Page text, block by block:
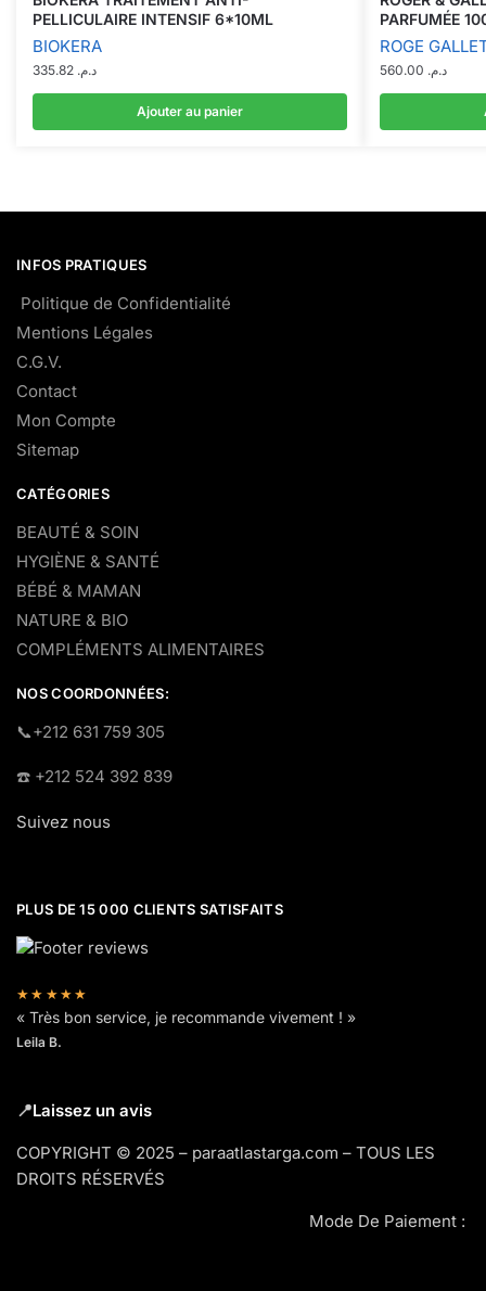
PELLICULAIRE INTENSIF 6*10ML
BIOKERA
د.م.
Ajouter au panier
PARFUMÉE
ROGE
د.م.
INFOS PRATIQUES
Politique de Confidentialité
Mentions Légales
C.G.V.
Contact
Mon Compte
Sitemap
CATÉGORIES
BEAUTÉ & SOIN
HYGIÈNE & SANTÉ
BÉBÉ & MAMAN
NATURE & BIO
COMPLÉMENTS ALIMENTAIRES
NOS COORDONNÉES:
​📞+212 631 759 305
☎️​ +212 524 392 839
Suivez nous
PLUS DE 15 000 CLIENTS SATISFAITS
★★★★★
« Très bon service, je recommande vivement ! »
Leila B.
📍Laissez un avis
COPYRIGHT © 2025 – paraatlastarga.com – TOUS LES
DROITS RÉSERVÉS
Mode De Paiement :